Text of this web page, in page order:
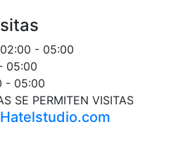
02:00 - 05:00
05:00
- 05:00
SE PERMITEN VISITAS
Hatelstudio.com